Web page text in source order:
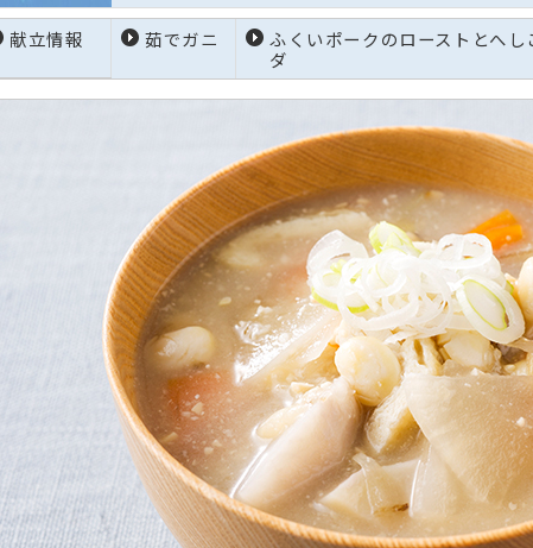
献立情報 茹でガニ
ふくいポークのローストとへし
ダ